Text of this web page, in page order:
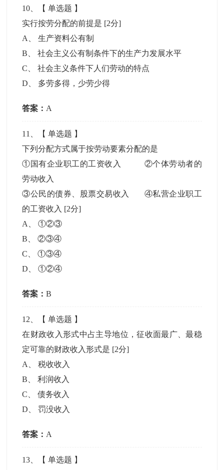
10 、【单选题 】
实行按劳分配的前提是 [2分]
A
、生产资料公有制
B 、社会主义公有制条件下的生产力发展水平
C 、社会主义条件下人们劳动的特点
D
多劳多得，少劳少得
答案： A
11 、【单选题 】
下列分配方式属于按劳动要素分配的是
①国有企业职工的工资收入 ②个体劳动者的
劳动收入
③公民的债券、股票交易收入 ④私营企业职工
的工资收入 [2分]
A
、①②③
B 、②③④
C 、①③④
D 、①②④
答案：B
12 、【单选题 】
在财政收入形式中占主导地位，征收面最广、最稳
定可靠的财政收入形式是 [2分]
A
、税收收入
B 、利润收入
C 、债务收入
D 、罚没收入
答案： A
13 、【单选题 】